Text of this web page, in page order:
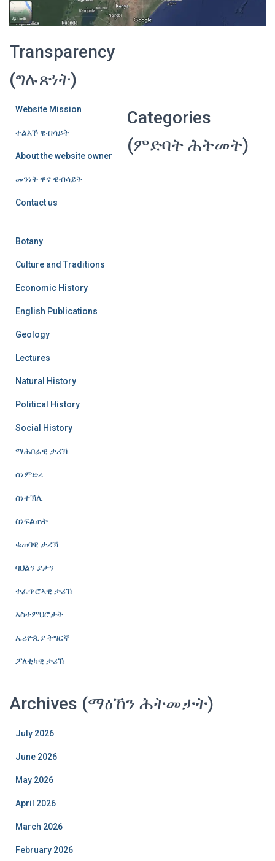
Transparency
(ግሉጽነት)
Website Mission
ተልእኾ ዌብሳይት
About the website owner
መንነት ዋና ዌብሳይት
Contact us
Categories
(ምድባት ሕትመት)
Botany
Culture and Traditions
Economic History
English Publications
Geology
Lectures
Natural History
Political History
Social History
ማሕበራዊ ታሪኽ
ስነምድሪ
ስነተኽሊ
ስነፍልጠት
ቁጠባዊ ታሪኽ
ባህልን ያታን
ተፈጥሮኣዊ ታሪኽ
ኣስተምህሮታት
ኤሪዮጲያ ትግርኛ
ፖለቲካዊ ታሪኽ
Archives (ማዕኸን ሕትመታት)
July 2026
June 2026
May 2026
April 2026
March 2026
February 2026